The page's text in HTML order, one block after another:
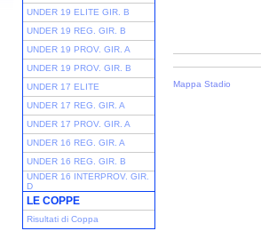
UNDER 19 ELITE GIR. B
UNDER 19 REG. GIR. B
UNDER 19 PROV. GIR. A
UNDER 19 PROV. GIR. B
UNDER 17 ELITE
UNDER 17 REG. GIR. A
UNDER 17 PROV. GIR. A
UNDER 16 REG. GIR. A
UNDER 16 REG. GIR. B
UNDER 16 INTERPROV. GIR.
D
LE COPPE
Risultati di Coppa
Mappa Stadio